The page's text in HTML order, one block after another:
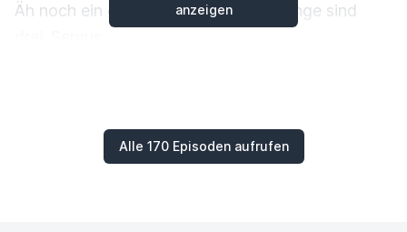
anzeigen
Äh noch ein drittes Mal. Alle guten Dinge sind
Partnerschaft, ne?
So gefühlt. Also so so halt das Gefühl, dass wir
Alle 170 Episoden aufrufen